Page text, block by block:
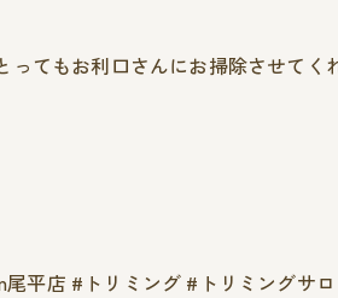
てもお利口さんにお掃除させてく
平店 #トリミング #トリミングサ